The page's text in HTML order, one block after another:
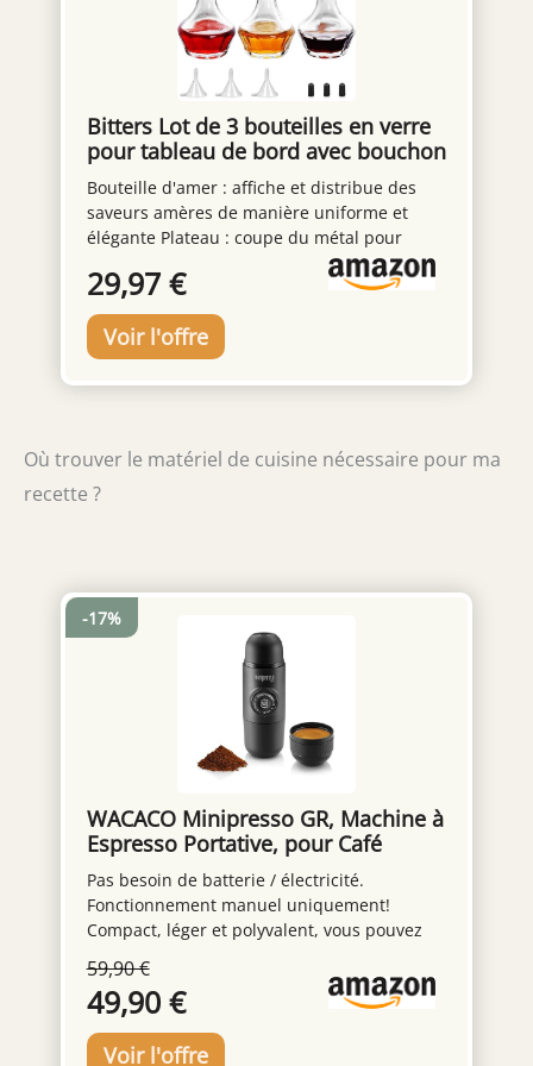
supplémentaire si vous le souhaitez. Un
excellent cadeau pour la fête des pères, les
garçons d'honneur, les papas ou les
amateurs de cocktails dans votre vie.
Bitters Lot de 3 bouteilles en verre
pour tableau de bord avec bouchon
Dasher 48,2 g Outil de bar
professionnel pour cocktail Idéal
pour barman bar à domicile
Bouteille d'amer : affiche et distribue des
saveurs amères de manière uniforme et
élégante Plateau : coupe du métal pour
distribuer des amers en douceur et avec
précision Histoire des amers : met en
évidence les éléments aromatiques et
aromatiques des amers Coupe à la machine
: bas large et col étroit pour des coups
uniformes d'amertume Lavage à la main :
29,97 €
Où trouver le matériel de cuisine nécessaire pour ma
recette ?
WACACO Minipresso GR, Machine à
Espresso Portative, pour Café
Moulu, cafetière de voyage de
petite taille, pas de batterie ou
besoin électrique, actionnée
manuellement grace à un piston
Pas besoin de batterie / électricité.
Fonctionnement manuel uniquement!
Compact, léger et polyvalent, vous pouvez
café / torréfaction, ce qui vous donnera plus
de flexibilité pour essayer de nouvelles
saveurs. Besoin d'ajouter de l'eau chaude!
Minipresso GR est votre meilleur choix pour
59,90 €
49,90 €
-17%